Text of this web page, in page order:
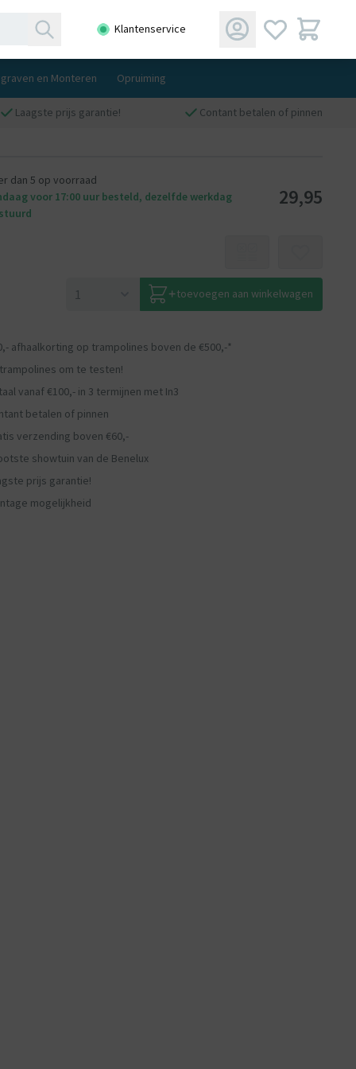
Klantenservice
en Monteren Opruiming
Laagste prijs garantie! Contant betalen of pinnen
dan 5 op voorraad
voor 17:00 uur besteld, dezelfde werkdag
29,95
toevoegen aan winkelwagen
afhaalkorting op trampolines boven de €500,-*
om te testen!
vanaf €100,- in 3 termijnen met In3
betalen of pinnen
verzending boven €60,-
showtuin van de Benelux
prijs garantie!
mogelijkheid